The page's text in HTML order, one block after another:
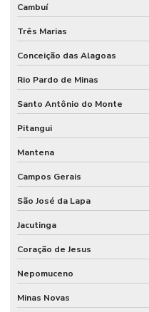
Cambuí
Três Marias
Conceição das Alagoas
Rio Pardo de Minas
Santo Antônio do Monte
Pitangui
Mantena
Campos Gerais
São José da Lapa
Jacutinga
Coração de Jesus
Nepomuceno
Minas Novas